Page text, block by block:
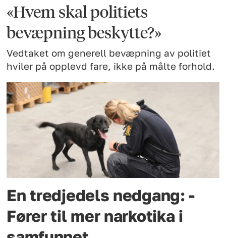
«Hvem skal politiets
bevæpning beskytte?»
Vedtaket om generell bevæpning av politiet
hviler på opplevd fare, ikke på målte forhold.
En tredjedels nedgang: -
Fører til mer narkotika i